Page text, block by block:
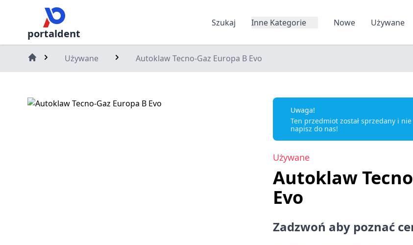
portaldent
Szukaj Inne Kategorie Nowe Używane
Używane Autoklaw Tecno-Gaz Europa B Evo
Uwaga!
Ten przedmiot został sprzedany i
napisz do nas!
Używane
Autoklaw
Evo
Zadzwoń aby poznać